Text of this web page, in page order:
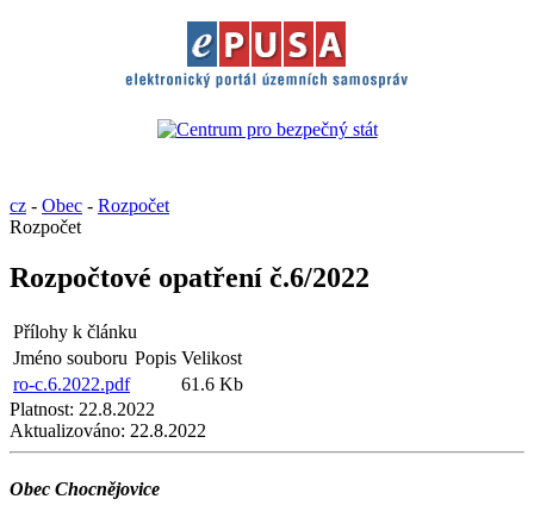
cz - Obec - Rozpočet
Rozpočet
Rozpočtové opatření č.6/2022
Přílohy k článku
Jméno souboru Popis Velikost
ro-c.6.2022.pdf
61.6 Kb
Platnost: 22.8.2022
Aktualizováno: 22.8.2022
Obec Chocnějovice